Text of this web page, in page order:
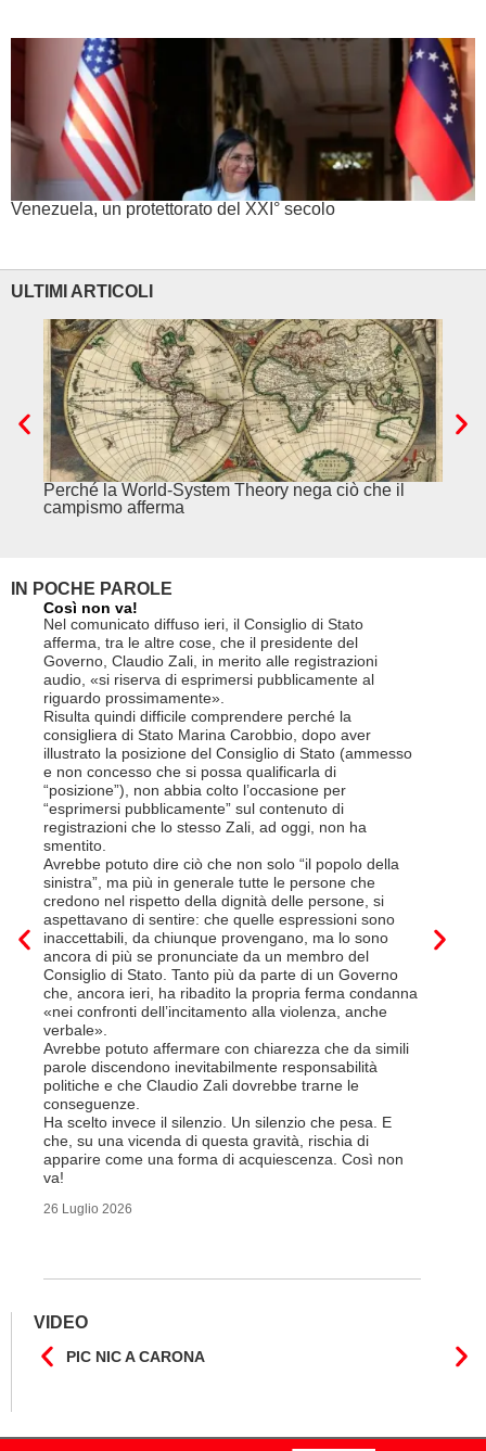
Venezuela, un protettorato del XXI° secolo
ULTIMI ARTICOLI
Perché la World-System Theory nega ciò che il
campismo afferma
IN POCHE PAROLE
Così non va!
Nel comunicato diffuso ieri, il Consiglio di Stato
afferma, tra le altre cose, che il presidente del
Governo, Claudio Zali, in merito alle registrazioni
audio, «si riserva di esprimersi pubblicamente al
riguardo prossimamente».
Risulta quindi difficile comprendere perché la
consigliera di Stato Marina Carobbio, dopo aver
illustrato la posizione del Consiglio di Stato (ammesso
e non concesso che si possa qualificarla di
“posizione”), non abbia colto l’occasione per
“esprimersi pubblicamente” sul contenuto di
registrazioni che lo stesso Zali, ad oggi, non ha
smentito.
Avrebbe potuto dire ciò che non solo “il popolo della
sinistra”, ma più in generale tutte le persone che
credono nel rispetto della dignità delle persone, si
aspettavano di sentire: che quelle espressioni sono
inaccettabili, da chiunque provengano, ma lo sono
ancora di più se pronunciate da un membro del
Consiglio di Stato. Tanto più da parte di un Governo
che, ancora ieri, ha ribadito la propria ferma condanna
«nei confronti dell’incitamento alla violenza, anche
verbale».
Avrebbe potuto affermare con chiarezza che da simili
parole discendono inevitabilmente responsabilità
politiche e che Claudio Zali dovrebbe trarne le
conseguenze.
Ha scelto invece il silenzio. Un silenzio che pesa. E
che, su una vicenda di questa gravità, rischia di
apparire come una forma di acquiescenza. Così non
va!
26 Luglio 2026
franchi
Questa
VIDEO
PIC NIC A CARONA
IL